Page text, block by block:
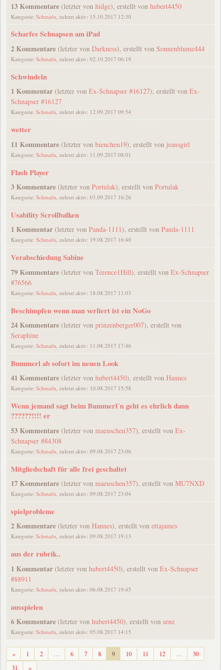
13 Kommentare(letzter von hidge), erstellt von hubert4450
Kategorie: Schmafu , zuletzt aktiv: 15.10.2017 12:30
Scharfes Schnapsen am iPad
2 Kommentare(letzter von Darkness), erstellt von Sonnenblume444
Kategorie: Schmafu , zuletzt aktiv: 02.10.2017 06:19
Schwindeln
1 Kommentar(letzter von Ex-Schnapser #16127), erstellt von Ex-
Schnapser #16127
Kategorie: Schmafu, zuletzt aktiv: 12.09.2017 09:54
wetter
11 Kommentare(letzter von bienchen19), erstellt von jeansgirl
Kategorie: Schmafu , zuletzt aktiv: 11.09.2017 08:01
Flash Player
3 Kommentare(letzter von Portulak), erstellt von Portulak
Kategorie: Schmafu , zuletzt aktiv: 03.09.2017 16:26
Usability Scrollbalken
1 Kommentar(letzter von Panda-1111), erstellt von Panda-1111
Kategorie: Schmafu, zuletzt aktiv: 19.08.2017 16:40
Verabschiedung Sabine
79 Kommentare(letzter von Terence1Hill), erstellt von Ex-Schnapser
#76566
Kategorie: Schmafu , zuletzt aktiv: 18.08.2017 11:03
Beschimpfen wenn man verliert ist ein NoGo
24 Kommentare(letzter von prinzenberger007), erstellt von
Seraphine
Kategorie: Schmafu, zuletzt aktiv: 11.08.2017 17:46
Bummerl ab sofort im neuen Look
41 Kommentare(letzter von hubert4450), erstellt von Hannes
Kategorie: Schmafu, zuletzt aktiv: 10.08.2017 15:58
Wenn jemand sagt beim Bummerl´n geht es ehrlich dann
??????!!!! er
53 Kommentare(letzter von maeuschen357), erstellt von Ex-
Schnapser #84308
Kategorie: Schmafu , zuletzt aktiv: 09.08.2017 23:06
Mitgliedschaft für alle frei geschaltet
17 Kommentare(letzter von maeuschen357), erstellt von MU7NXD
Kategorie: Schmafu, zuletzt aktiv: 09.08.2017 23:04
spielprobleme
2 Kommentare(letzter von Hannes), erstellt von ettajames
Kategorie: Schmafu, zuletzt aktiv: 09.08.2017 19:13
aus der rubrik..
1 Kommentar(letzter von hubert4450), erstellt von Ex-Schnapser
#88911
Kategorie: Schmafu , zuletzt aktiv: 06.08.2017 19:45
ausspielen
6 Kommentare(letzter von hubert4450), erstellt von senz
Kategorie: Schmafu, zuletzt aktiv: 05.08.2017 14:15
«Zurück1 2 … 6 7 8 9 10 11 12 …
30
31
»Weiter